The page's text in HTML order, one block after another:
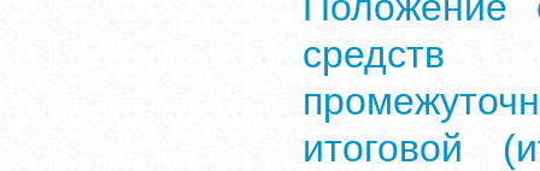
итоговой